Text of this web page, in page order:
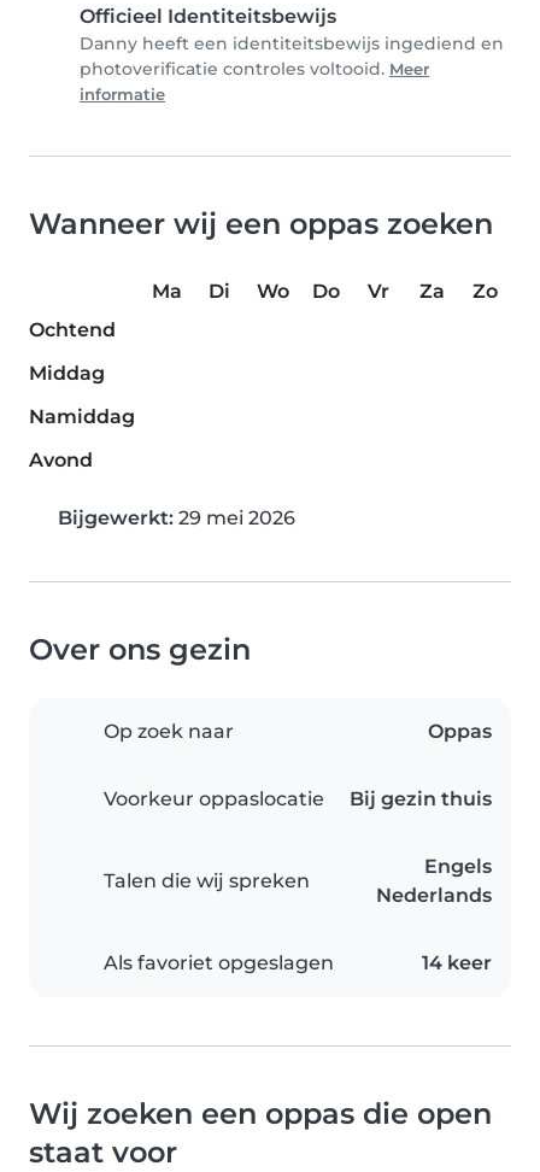
Officieel Identiteitsbewijs
Danny heeft een identiteitsbewijs ingediend en
photoverificatie controles voltooid. Meer
informatie
Wanneer wij een oppas zoeken
Ma Di Wo Do Vr Za
Zo
Ochtend
Middag
Namiddag
Avond
Bijgewerkt: 29 mei 2026
Over ons gezin
Op zoek naar Oppas
Voorkeur oppaslocatie Bij gezin thuis
Talen die wij spreken
Engels
Nederlands
Als favoriet opgeslagen 14 keer
Wij zoeken een oppas die open
staat voor